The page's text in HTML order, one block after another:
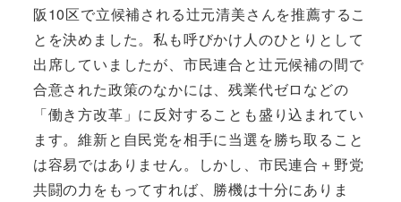
阪10区で立候補される辻元清美さんを推薦するこ
とを決めました。私も呼びかけ人のひとりとして
出席していましたが、市民連合と辻元候補の間で
合意された政策のなかには、残業代ゼロなどの
「働き方改革」に反対することも盛り込まれてい
ます。維新と自民党を相手に当選を勝ち取ること
は容易ではありません。しかし、市民連合＋野党
共闘の力をもってすれば、勝機は十分にありま